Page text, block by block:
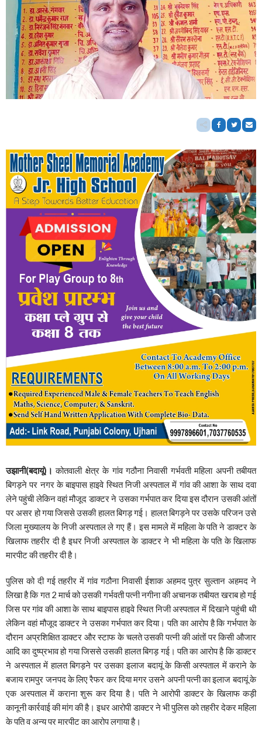
उझानी(बदायूं)। कोतवाली क्षेत्र के गांव गठौना निवासी गर्भवती महिला अपनी तबीयत
बिगड़ने पर नगर के बाइपास हाइवे स्थित निजी अस्पताल में गांव की आशा के साथ दवा
लेने पहुंची लेकिन वहां मौजूद डाक्टर ने उसका गर्भपात कर दिया इस दौरान उसकी आंतों
पर असर हो गया जिससे उसकी हालत बिगड़ गई। हालत बिगड़ने पर उसके परिजन उसे
जिला मुख्यालय के निजी अस्पताल ले गए हैं। इस मामले में महिला के पति ने डाक्टर के
खिलाफ तहरीर दी है इधर निजी अस्पताल के डाक्टर ने भी महिला के पति के खिलाफ
मारपीट की तहरीर दी है।
पुलिस को दी गई तहरीर में गांव गठौना निवासी ईशाक अहमद पुत्र सुल्तान अहमद ने
लिखा है कि गत 2 मार्च को उसकी गर्भवती पत्नी नगीना की अचानक तबीयत खराब हो गई
जिस पर गांव की आशा के साथ बाइपास हाइवे स्थित निजी अस्पताल में दिखाने पहुंची थी
लेकिन वहां मौजूद डाक्टर ने उसका गर्भपात कर दिया। पति का आरोप है कि गर्भपात के
दौरान अप्रशिक्षित डाक्टर और स्टाफ के चलते उसकी पत्नी की आंतों पर किसी औजार
आदि का दुष्प्रभाव हो गया जिससे उसकी हालत बिगड़ गई। पति का आरोप है कि डाक्टर
ने अस्पताल में हालत बिगड़ने पर उसका इलाज बदायूं के किसी अस्पताल में कराने के
बजाय रामपुर जनपद के लिए रैफर कर दिया मगर उसने अपनी पत्नी का इलाज बदायूं के
एक अस्पताल में कराना शुरू कर दिया है। पति ने आरोपी डाक्टर के खिलाफ कड़ी
कानूनी कार्रवाई की मांग की है। इधर आरोपी डाक्टर ने भी पुलिस को तहरीर देकर महिला
के पति व अन्य पर मारपीट का आरोप लगाया है।